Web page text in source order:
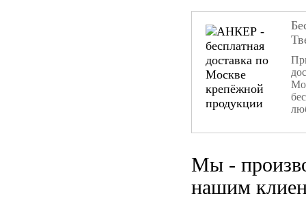
Мы -
нашим